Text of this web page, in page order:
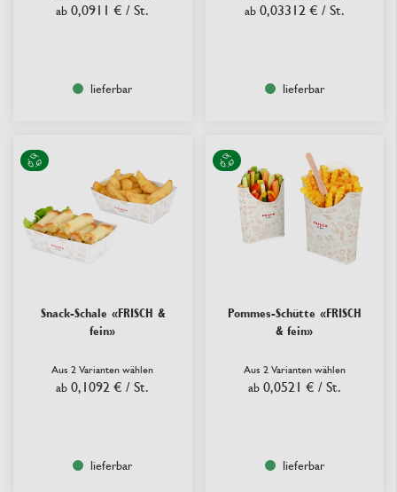
ab 0,0911 € / St.
lieferbar
ab 0,03312 € / St.
lieferbar
Snack-Schale «FRISCH &
fein»
Aus 2 Varianten wählen
ab 0,1092 € / St.
lieferbar
Pommes-Schütte «FRISCH
& fein»
Aus 2 Varianten wählen
ab 0,0521 € / St.
lieferbar